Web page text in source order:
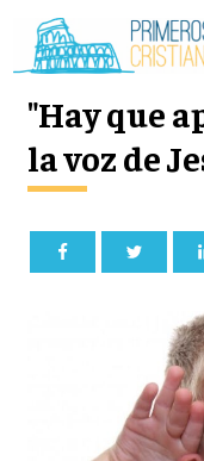
"Hay que
la voz de